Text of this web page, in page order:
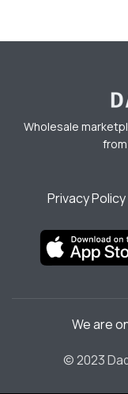
Wholesale
Privacy Policy
© 2023
We are